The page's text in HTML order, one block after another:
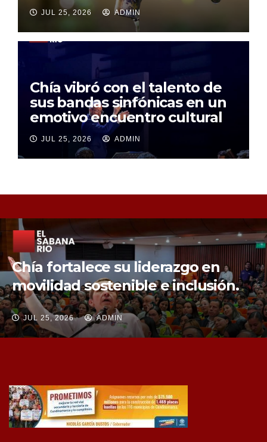
JUL 25, 2026 ADMIN
Chía vibró con el talento de
sus bandas sinfónicas en un
emotivo encuentro cultural
JUL 25, 2026 ADMIN
Chía fortalece la protección de sus
fuentes hídricas con la compra de
tres nuevos predios
JUL 25, 2026 ADMIN